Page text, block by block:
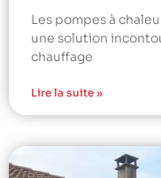
Les pompes à
une solution
chauffage
Lire la suite »